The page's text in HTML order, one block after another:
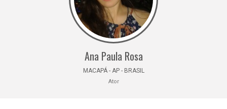
Ana Paula Rosa
MACAPÁ - AP - BRASIL
Ator